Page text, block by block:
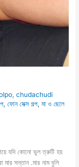
,chudachudi
,ফোন সেক্স গল্প,মা ও ছেলে
যদি কোনো ভুল ত্রুটি হয়
সন্তান .মার নাম বুলি